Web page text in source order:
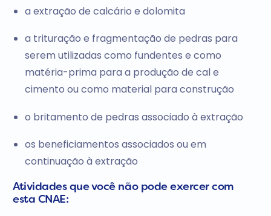
a extração de calcário e dolomita
a trituração e fragmentação de pedras para
serem utilizadas como fundentes e como
matéria-prima para a produção de cal e
cimento ou como material para construção
o britamento de pedras associado à extração
os beneficiamentos associados ou em
continuação à extração
Atividades que você não pode exercer com
esta CNAE: